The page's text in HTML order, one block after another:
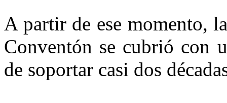
A partir de ese momento,
Conventón se cubrió con
de soportar casi dos